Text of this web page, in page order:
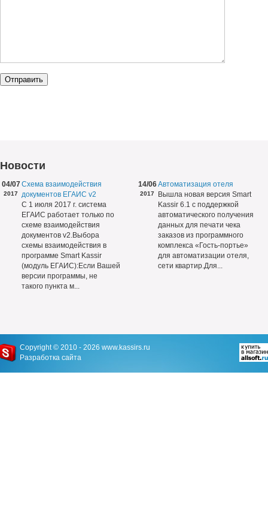
Новости
04/07
2017
Схема взаимодействия
документов ЕГАИС v2
С 1 июля 2017 г. система
ЕГАИС работает только по
схеме взаимодействия
документов v2.Выбора
схемы взаимодействия в
программе Smart Kassir
(модуль ЕГАИС):Если Вашей
версии программы, не
такого пункта м...
14/06
2017
Автоматизация отеля
Вышла новая версия Smart
Kassir 6.1 с поддержкой
автоматического получения
данных для печати чека
заказов из программного
комплекса «Гость-портье»
для автоматизации отеля,
сети квартир.Для...
Copyright © 2010 - 2026 www.kassirs.ru
Разработка сайта